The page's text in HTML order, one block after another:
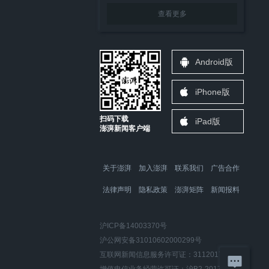
查看更多
扫码下载
澎湃新闻客户端
Android版
iPhone版
iPad版
关于澎湃 加入澎湃 联系我们 广告合作
法律声明 隐私政策 澎湃矩阵 新闻报料
沪ICP备14003370号
沪公网安备31010602000299号
互联网新闻信息服务许可证：31120170006